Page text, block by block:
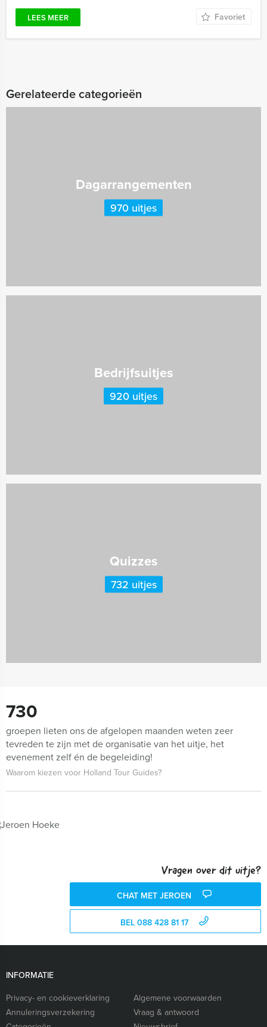
LEES MEER Favoriet
Gerelateerde categorieën
Dagarrangementen
970 uitjes
Bedrijfsuitjes
920 uitjes
Quizzes
732 uitjes
730
groepen lieten ons de afgelopen maanden weten zeer
tevreden te zijn met de organisatie van het uitje, het
evenement zelf én de begeleiding!
Waarom kiezen voor Holland Tour Guides?
Vragen over dit uitje?
CHAT MET JEROEN
BEL 088 428 81 17
INFORMATIE
Privacy- en cookieverklaring
Algemene voorwaarden
Annuleringsverzekering
Vraag & antwoord